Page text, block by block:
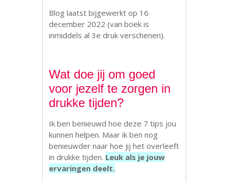
Blog laatst bijgewerkt op 16
december 2022 (van boek is
inmiddels al 3e druk verschenen).
Wat doe jij om goed
voor jezelf te zorgen in
drukke tijden?
Ik ben benieuwd hoe deze 7 tips jou
kunnen helpen. Maar ik ben nog
benieuwder naar hoe jij het overleeft
in drukke tijden. Leuk als je jouw
ervaringen deelt.